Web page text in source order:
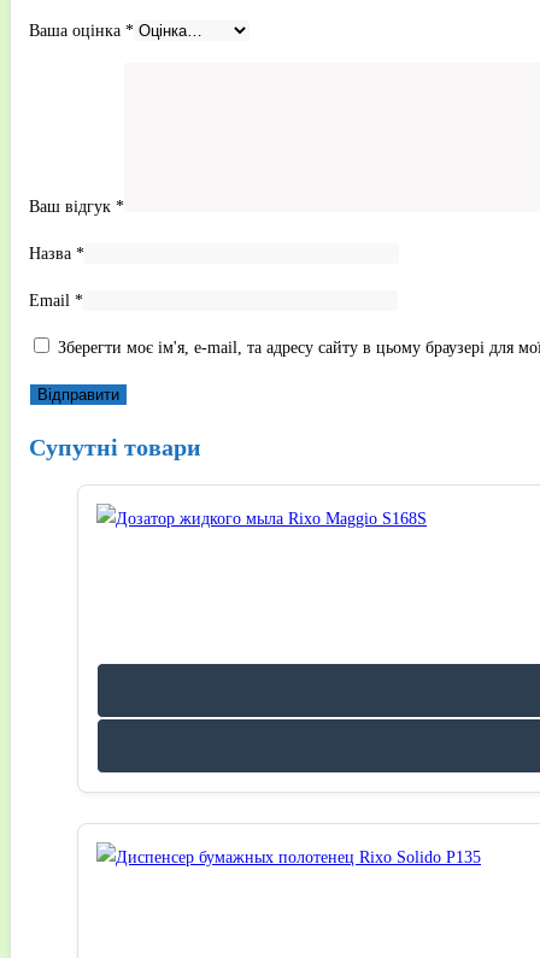
Ваша оцінка *
Ваш відгук *
Назва *
Email *
Зберегти моє ім'я, e-mail, та адресу сайту в цьому браузері для
Супутні товари